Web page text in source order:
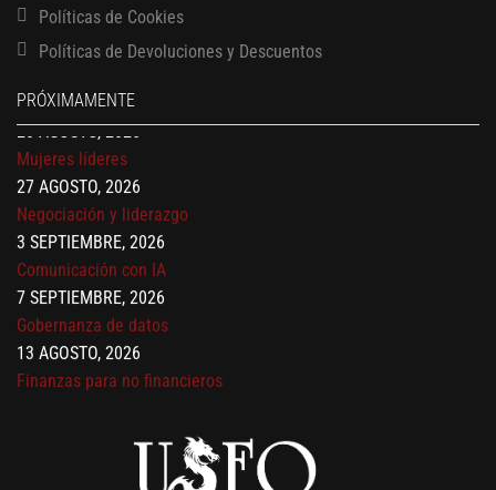
Políticas de Cookies
Políticas de Devoluciones y Descuentos
PRÓXIMAMENTE
Maestría en administración de empresas – MBA
17 AGOSTO, 2026
20 AGOSTO, 2026
Mujeres líderes
27 AGOSTO, 2026
Negociación y liderazgo
3 SEPTIEMBRE, 2026
Comunicación con IA
7 SEPTIEMBRE, 2026
Gobernanza de datos
13 AGOSTO, 2026
Finanzas para no financieros